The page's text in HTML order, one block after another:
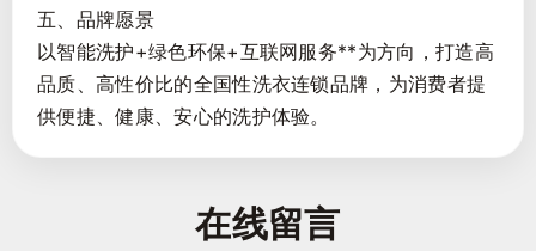
五、品牌愿景
以智能洗护+绿色环保+互联网服务**为方向，打造高
品质、高性价比的全国性洗衣连锁品牌，为消费者提
供便捷、健康、安心的洗护体验。
在线留言